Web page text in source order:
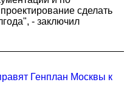
сделать
- заключил
Генплан Москвы к